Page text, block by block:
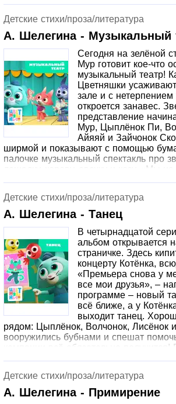
как можно перейти от творческого
увлекательной сюжетно-ролевой игре.
серия подскажет хороший способ
игру без слез и обид.
Детские стихи/проза/литература
А. Шелегина - Музыкальный
Сегодня на зелёной
Мур готовит кое-что
музыкальный театр!
Цветняшки
зале и с нетерпением
откроется занавес.
представление
Мур, Цыплёнок Пи,
Айяяй и Зайчонок
ширмой и показывают с помощью
палочке музыкальный спектакль про
лошадку, корову, овечку и козу. «Мы
восторженных зрителей. Эта серия
таким культурным явлением как театр
поведения в нем. А еще подсказывает
идею для творческого досуга.
поиграть в театр и смастерите вместе
и необходимые декорации. Будет
Детские стихи/проза/литература
А. Шелегина - Танец
В четырнадцатой
альбом открывается
страничке. Здесь
концерту Котёнка,
«Премьера снова у
все мои друзья», –
программе – новый
всё ближе, а у
выходит танец.
рядом: Цыплёнок, Волчонок, Лисёнок
вооружились бубнами и спешат
компании всё обязательно
перед этим не забудем помыть ручки.
Детские стихи/проза/литература
А. Шелегина - Примирение